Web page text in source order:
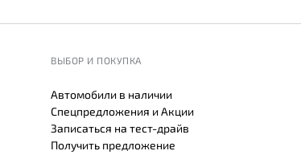
ВЫБОР И ПОКУПКА
Автомобили в наличии
Спецпредложения и Акции
Записаться на тест-драйв
Получить предложение